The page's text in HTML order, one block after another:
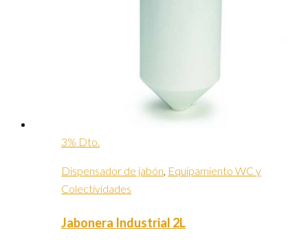
3% Dto.
Dispensador de jabón, Equipamiento WC y
Colectividades
Jabonera Industrial 2L